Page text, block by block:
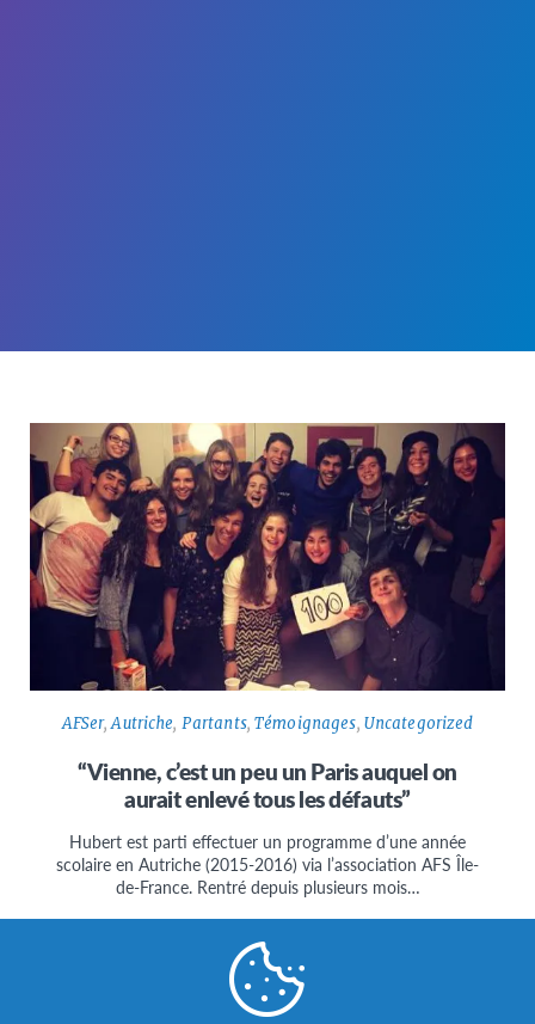
AFSer,Autriche, Partants,Témoignages, Uncategorized
“Vienne, c’est un peu un Paris auquel on
aurait enlevé tous les défauts”
Hubert est parti effectuer un programme d’une année
scolaire en Autriche (2015-2016) via l’association AFS Île-
de-France. Rentré depuis plusieurs mois…